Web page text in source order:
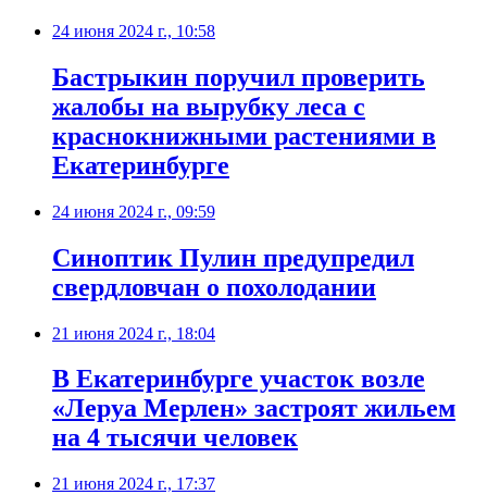
24 июня 2024 г., 10:58
Бастрыкин поручил проверить
жалобы на вырубку леса с
краснокнижными растениями в
Екатеринбурге
24 июня 2024 г., 09:59
Синоптик Пулин предупредил
свердловчан о похолодании
21 июня 2024 г., 18:04
В Екатеринбурге участок возле
«Леруа Мерлен» застроят жильем
на 4 тысячи человек
21 июня 2024 г., 17:37